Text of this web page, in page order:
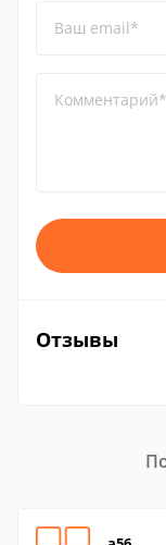
Ваш email*
Комментарий*
Отзывы